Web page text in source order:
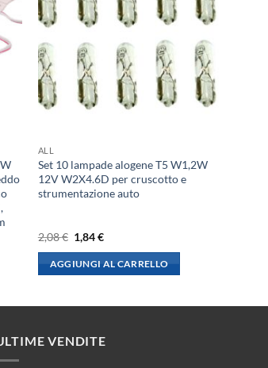
ALL
Set 10 lampade alogene T5 W1,2W
12V W2X4.6D per cruscotto e
strumentazione auto
2,08€ Il
prezzo
originale
era:
1,84€Il
attuale
è:
AGGIUNGI AL CARRELLO
VENDITE